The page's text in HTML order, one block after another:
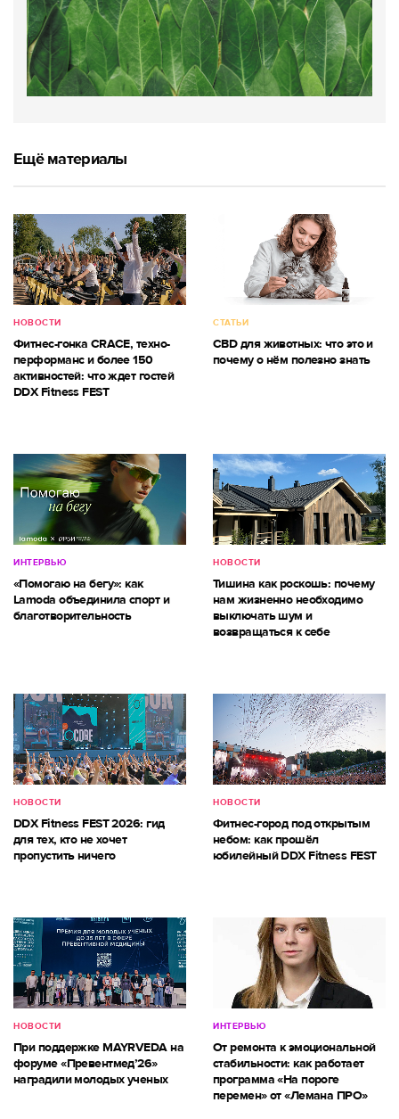
Ещё материалы
НОВОСТИ
Фитнес-гонка CRACE, техно-
перформанс и более 150
активностей: что ждет гостей
DDX Fitness FEST
СТАТЬИ
CBD для животных: что это и
почему о нём полезно знать
ИНТЕРВЬЮ
«Помогаю на бегу»: как
Lamoda объединила спорт и
благотворительность
НОВОСТИ
Тишина как роскошь: почему
нам жизненно необходимо
выключать шум и
возвращаться к себе
НОВОСТИ
DDX Fitness FEST 2026: гид
для тех, кто не хочет
пропустить ничего
НОВОСТИ
Фитнес-город под открытым
небом: как прошёл
юбилейный DDX Fitness FEST
НОВОСТИ
При поддержке MAYRVEDA на
форуме «Превентмед’26»
наградили молодых ученых
ИНТЕРВЬЮ
От ремонта к эмоциональной
стабильности: как работает
программа «На пороге
перемен» от «Лемана ПРО»